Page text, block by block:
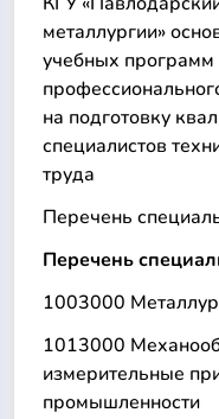
металлургии»
учебных программ
на подготовку
специалистов
труда
Перечень
Перечень
1003000
1013000
измерительные
промышленности